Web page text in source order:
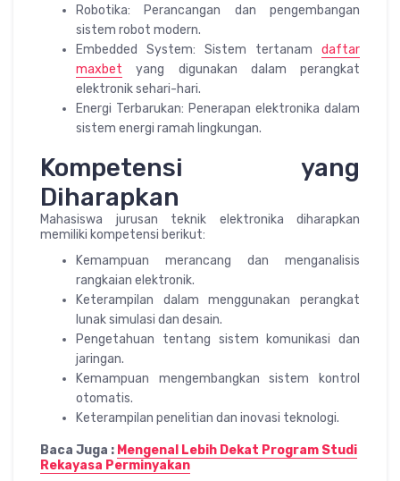
Robotika: Perancangan dan pengembangan
sistem robot modern.
Embedded System: Sistem tertanam daftar
maxbet yang digunakan dalam perangkat
elektronik sehari-hari.
Energi Terbarukan: Penerapan elektronika dalam
sistem energi ramah lingkungan.
Kompetensi yang
Diharapkan
Mahasiswa jurusan teknik elektronika diharapkan
memiliki kompetensi berikut:
Kemampuan merancang dan menganalisis
rangkaian elektronik.
Keterampilan dalam menggunakan perangkat
lunak simulasi dan desain.
Pengetahuan tentang sistem komunikasi dan
jaringan.
Kemampuan mengembangkan sistem kontrol
otomatis.
Keterampilan penelitian dan inovasi teknologi.
Baca Juga : Mengenal Lebih Dekat Program Studi
Rekayasa Perminyakan